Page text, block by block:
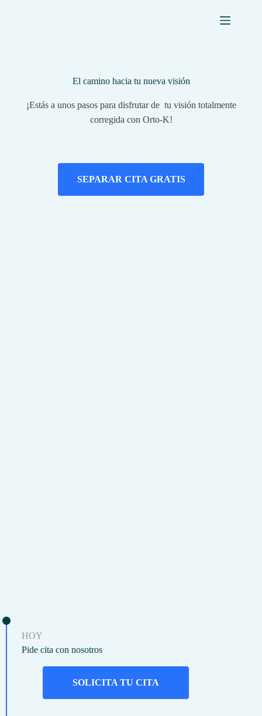
El camino hacia tu nueva visión
¡Estás a unos pasos para disfrutar de tu visión totalmente
corregida con Orto-K!
SEPARAR CITA GRATIS
HOY
Pide cita con nosotros
SOLICITA TU CITA